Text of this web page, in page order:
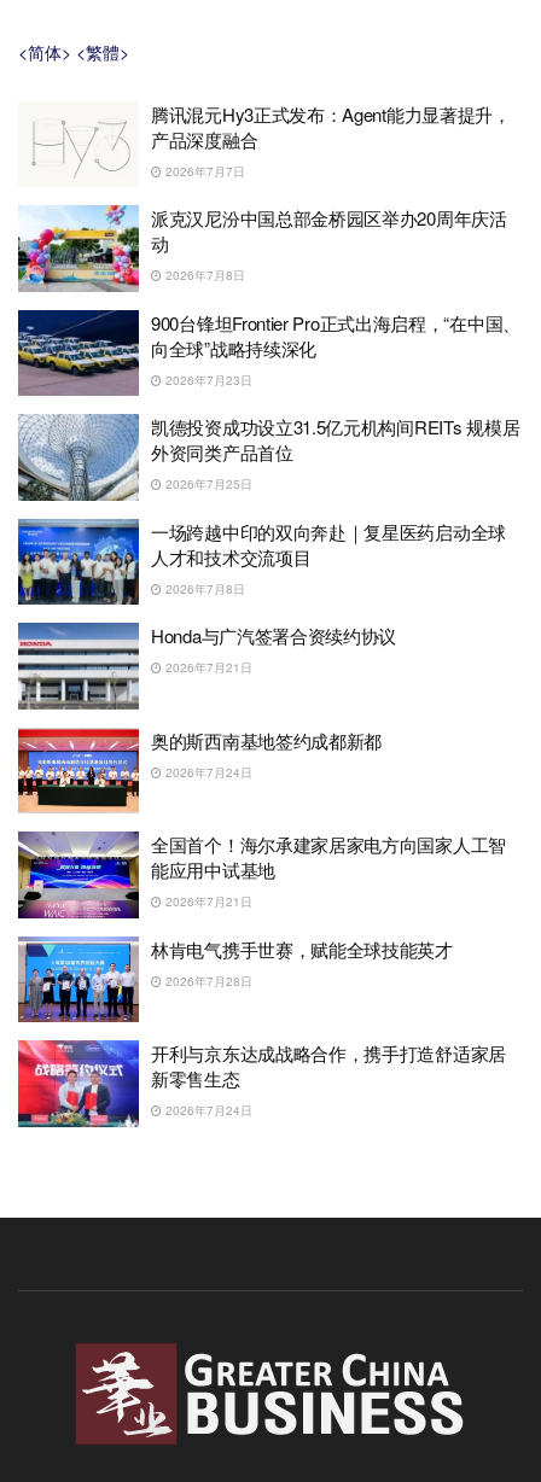
<简体> <繁體>
腾讯混元Hy3正式发布：Agent能力显著提升，
产品深度融合
2026年7月7日
派克汉尼汾中国总部金桥园区举办20周年庆活
动
2026年7月8日
900台锋坦Frontier Pro正式出海启程，“在中国、
向全球”战略持续深化
2026年7月23日
凯德投资成功设立31.5亿元机构间REITs 规模居
外资同类产品首位
2026年7月25日
一场跨越中印的双向奔赴｜复星医药启动全球
人才和技术交流项目
2026年7月8日
Honda与广汽签署合资续约协议
2026年7月21日
奥的斯西南基地签约成都新都
2026年7月24日
全国首个！海尔承建家居家电方向国家人工智
能应用中试基地
2026年7月21日
林肯电气携手世赛，赋能全球技能英才
2026年7月28日
开利与京东达成战略合作，携手打造舒适家居
新零售生态
2026年7月24日